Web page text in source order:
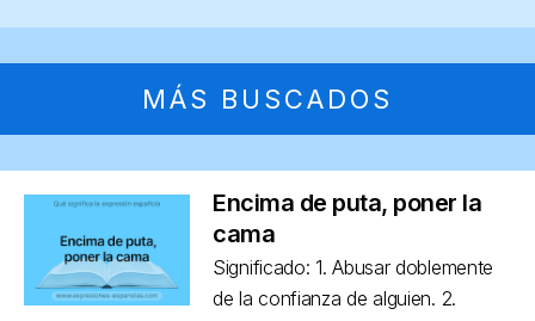
MÁS BUSCADOS
Encima de puta, poner la
cama
Significado: 1. Abusar doblemente
de la confianza de alguien. 2.